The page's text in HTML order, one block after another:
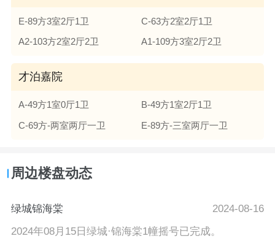
E-89方3室2厅1卫
C-63方2室2厅1卫
A2-103方2室2厅2卫
A1-109方3室2厅2卫
才泊嘉院
A-49方1室0厅1卫
B-49方1室2厅1卫
C-69方-两室两厅一卫
E-89方-三室两厅一卫
周边楼盘动态
绿城锦海棠
2024-08-16
2024年08月15日绿城·锦海棠1幢摇号已完成。